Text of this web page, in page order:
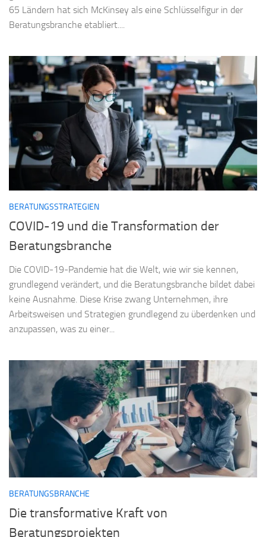
65 Ländern hat sich McKinsey als eine Schlüsselfigur in der
Beratungsbranche etabliert....
BERATUNGSSTRATEGIEN
COVID-19 und die Transformation der
Beratungsbranche
Die COVID-19-Pandemie hat die Welt, wie wir sie kennen,
grundlegend verändert, und die Beratungsbranche bildet dabei
keine Ausnahme. Diese Krise zwang Unternehmen, ihre
Arbeitsweisen und Strategien grundlegend zu überdenken und
anzupassen, was zu einer...
BERATUNGSBRANCHE
Die transformative Kraft von
Beratungsprojekten